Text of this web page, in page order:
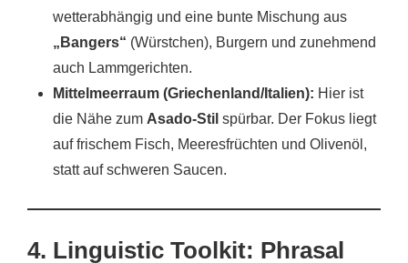
wetterabhängig und eine bunte Mischung aus
„Bangers“ (Würstchen), Burgern und zunehmend
auch Lammgerichten.
Mittelmeerraum (Griechenland/Italien): Hier ist
die Nähe zum Asado-Stil spürbar. Der Fokus liegt
auf frischem Fisch, Meeresfrüchten und Olivenöl,
statt auf schweren Saucen.
4. Linguistic Toolkit: Phrasal